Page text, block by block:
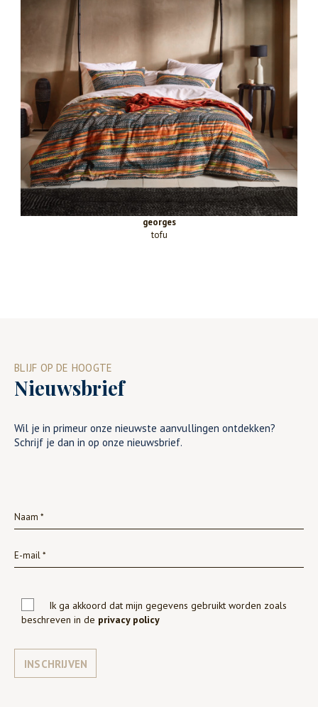
georges
tofu
BLIJF OP DE HOOGTE
Nieuwsbrief
Wil je in primeur onze nieuwste aanvullingen ontdekken?
Schrijf je dan in op onze nieuwsbrief.
Ik ga akkoord dat mijn gegevens gebruikt worden zoals
beschreven in de privacy policy
INSCHRIJVEN